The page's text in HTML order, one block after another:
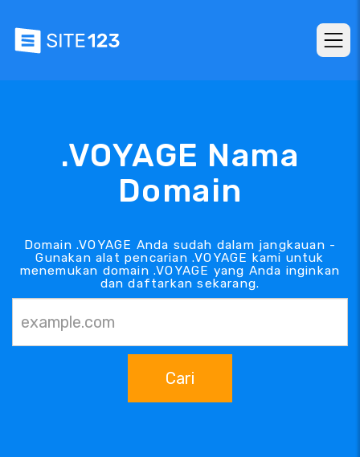
.VOYAGE Nama
Domain
Domain .VOYAGE Anda sudah dalam jangkauan -
Gunakan alat pencarian .VOYAGE kami untuk
menemukan domain .VOYAGE yang Anda inginkan
dan daftarkan sekarang.
Cari